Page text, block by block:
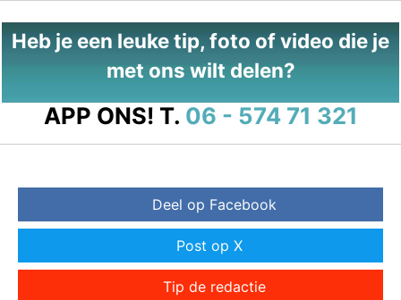
Heb je een leuke tip, foto of video die je
met ons wilt delen?
APP ONS! T. 06 - 574 71 321
Deel op Facebook
Post op X
Tip de redactie